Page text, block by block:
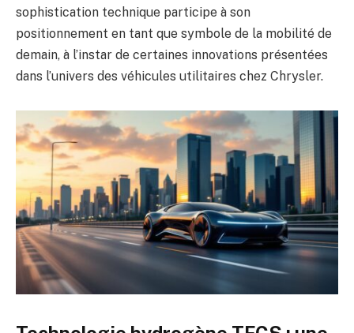
sophistication technique participe à son
positionnement en tant que symbole de la mobilité de
demain, à l’instar de certaines innovations présentées
dans l’univers des véhicules utilitaires chez Chrysler.